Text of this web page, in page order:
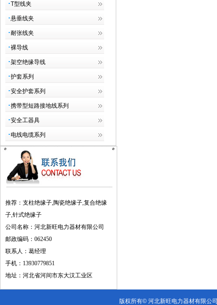
T型线夹
悬垂线夹
耐张线夹
裸导线
架空绝缘导线
护套系列
安全护套系列
携带型短路接地线系列
安全工器具
电线电缆系列
推荐：支柱绝缘子,陶瓷绝缘子,复合绝缘
子,针式绝缘子
公司名称：河北新旺电力器材有限公司
邮政编码：062450
联系人：葛经理
手机：13930779851
地址：河北省河间市东大汉工业区
版权所有© 河北新旺电力器材有限公